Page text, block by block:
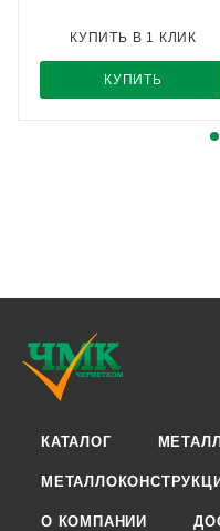
КУПИТЬ
КУПИТЬ В 1 КЛИК
КАТАЛОГ
О КОМПАНИИ